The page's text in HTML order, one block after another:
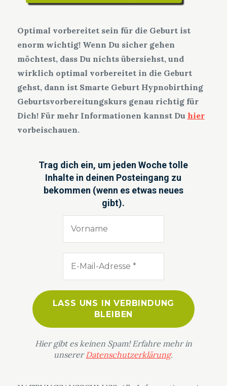
Optimal vorbereitet sein für die Geburt ist
enorm wichtig! Wenn Du sicher gehen
möchtest, dass Du nichts übersiehst, und
wirklich optimal vorbereitet in die Geburt
gehst, dann ist Smarte Geburt Hypnobirthing
Geburtsvorbereitungskurs genau richtig für
Dich! Für mehr Informationen kannst Du hier
vorbeischauen.
Trag dich ein, um jeden Woche tolle
Inhalte in deinen Posteingang zu
bekommen (wenn es etwas neues
gibt).
Hier gibt es keinen Spam! Erfahre mehr in
unsererDatenschutzerklärung.